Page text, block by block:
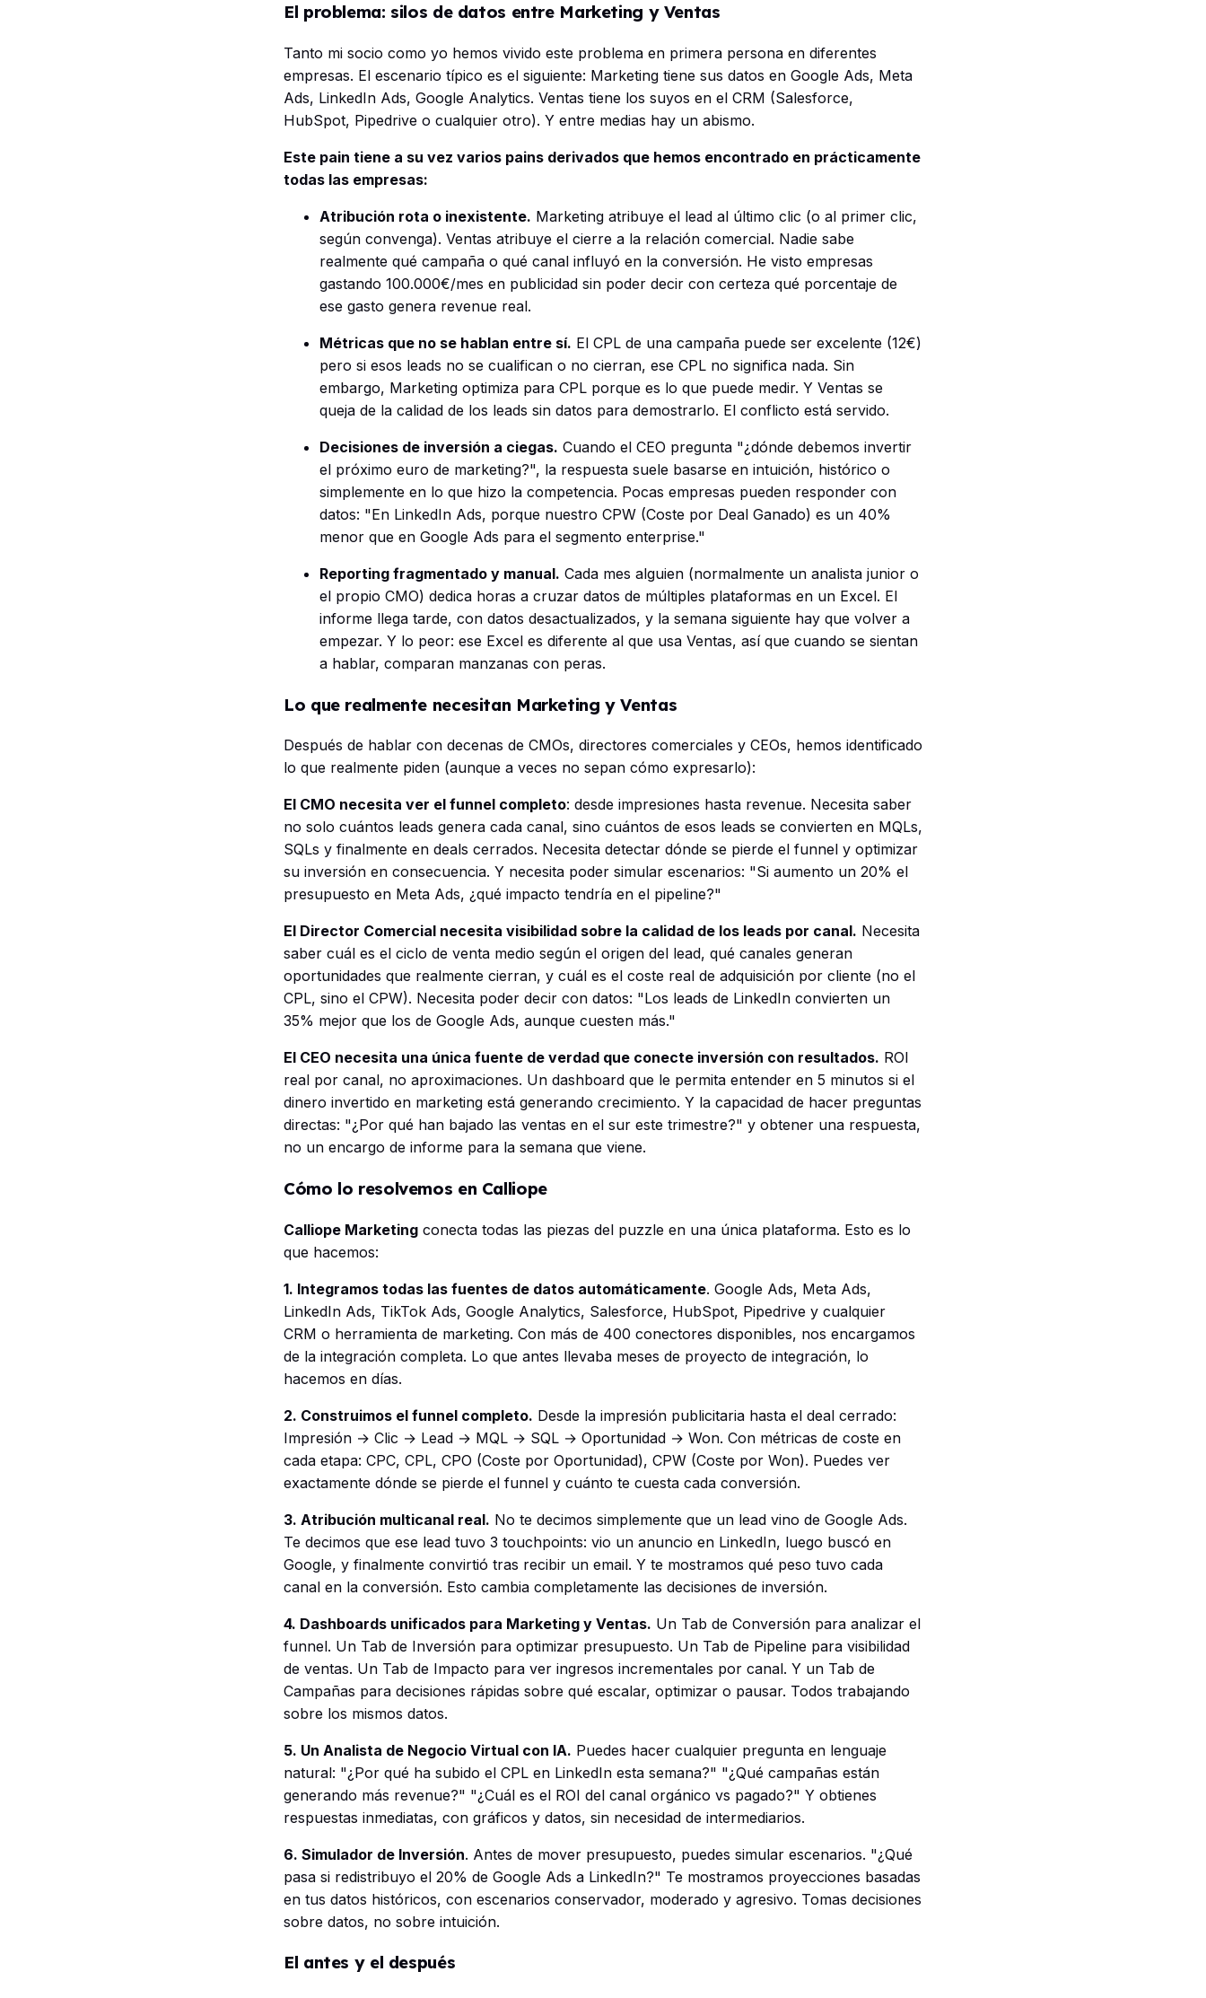
El problema: silos de datos entre Marketing y Ventas
Tanto mi socio como yo hemos vivido este problema en primera persona en diferentes
empresas. El escenario típico es el siguiente: Marketing tiene sus datos en Google Ads, Meta
Ads, LinkedIn Ads, Google Analytics. Ventas tiene los suyos en el CRM (Salesforce,
HubSpot, Pipedrive o cualquier otro). Y entre medias hay un abismo.
Este pain tiene a su vez varios pains derivados que hemos encontrado en prácticamente
todas las empresas:
Atribución rota o inexistente. Marketing atribuye el lead al último clic (o al primer clic,
según convenga). Ventas atribuye el cierre a la relación comercial. Nadie sabe
realmente qué campaña o qué canal influyó en la conversión. He visto empresas
gastando 100.000€/mes en publicidad sin poder decir con certeza qué porcentaje de
ese gasto genera revenue real.
Métricas que no se hablan entre sí. El CPL de una campaña puede ser excelente (12€)
pero si esos leads no se cualifican o no cierran, ese CPL no significa nada. Sin
embargo, Marketing optimiza para CPL porque es lo que puede medir. Y Ventas se
queja de la calidad de los leads sin datos para demostrarlo. El conflicto está servido.
Decisiones de inversión a ciegas. Cuando el CEO pregunta "¿dónde debemos invertir
el próximo euro de marketing?", la respuesta suele basarse en intuición, histórico o
simplemente en lo que hizo la competencia. Pocas empresas pueden responder con
datos: "En LinkedIn Ads, porque nuestro CPW (Coste por Deal Ganado) es un 40%
menor que en Google Ads para el segmento enterprise."
Reporting fragmentado y manual. Cada mes alguien (normalmente un analista junior o
el propio CMO) dedica horas a cruzar datos de múltiples plataformas en un Excel. El
informe llega tarde, con datos desactualizados, y la semana siguiente hay que volver a
empezar. Y lo peor: ese Excel es diferente al que usa Ventas, así que cuando se sientan
a hablar, comparan manzanas con peras.
Lo que realmente necesitan Marketing y Ventas
Después de hablar con decenas de CMOs, directores comerciales y CEOs, hemos identificado
lo que realmente piden (aunque a veces no sepan cómo expresarlo):
El CMO necesita ver el funnel completo: desde impresiones hasta revenue. Necesita saber
no solo cuántos leads genera cada canal, sino cuántos de esos leads se convierten en MQLs,
SQLs y finalmente en deals cerrados. Necesita detectar dónde se pierde el funnel y optimizar
su inversión en consecuencia. Y necesita poder simular escenarios: "Si aumento un 20% el
presupuesto en Meta Ads, ¿qué impacto tendría en el pipeline?"
El Director Comercial necesita visibilidad sobre la calidad de los leads por canal. Necesita
saber cuál es el ciclo de venta medio según el origen del lead, qué canales generan
oportunidades que realmente cierran, y cuál es el coste real de adquisición por cliente (no el
CPL, sino el CPW). Necesita poder decir con datos: "Los leads de LinkedIn convierten un
35% mejor que los de Google Ads, aunque cuesten más."
El CEO necesita una única fuente de verdad que conecte inversión con resultados. ROI
real por canal, no aproximaciones. Un dashboard que le permita entender en 5 minutos si el
dinero invertido en marketing está generando crecimiento. Y la capacidad de hacer preguntas
directas: "¿Por qué han bajado las ventas en el sur este trimestre?" y obtener una respuesta,
no un encargo de informe para la semana que viene.
Cómo lo resolvemos en Calliope
Calliope Marketing conecta todas las piezas del puzzle en una única plataforma. Esto es lo
que hacemos:
1. Integramos todas las fuentes de datos automáticamente. Google Ads, Meta Ads,
LinkedIn Ads, TikTok Ads, Google Analytics, Salesforce, HubSpot, Pipedrive y cualquier
CRM o herramienta de marketing. Con más de 400 conectores disponibles, nos encargamos
de la integración completa. Lo que antes llevaba meses de proyecto de integración, lo
hacemos en días.
2. Construimos el funnel completo. Desde la impresión publicitaria hasta el deal cerrado:
Impresión → Clic → Lead → MQL → SQL → Oportunidad → Won. Con métricas de coste en
cada etapa: CPC, CPL, CPO (Coste por Oportunidad), CPW (Coste por Won). Puedes ver
exactamente dónde se pierde el funnel y cuánto te cuesta cada conversión.
3. Atribución multicanal real. No te decimos simplemente que un lead vino de Google Ads.
Te decimos que ese lead tuvo 3 touchpoints: vio un anuncio en LinkedIn, luego buscó en
Google, y finalmente convirtió tras recibir un email. Y te mostramos qué peso tuvo cada
canal en la conversión. Esto cambia completamente las decisiones de inversión.
4. Dashboards unificados para Marketing y Ventas. Un Tab de Conversión para analizar el
funnel. Un Tab de Inversión para optimizar presupuesto. Un Tab de Pipeline para visibilidad
de ventas. Un Tab de Impacto para ver ingresos incrementales por canal. Y un Tab de
Campañas para decisiones rápidas sobre qué escalar, optimizar o pausar. Todos trabajando
sobre los mismos datos.
5. Un Analista de Negocio Virtual con IA. Puedes hacer cualquier pregunta en lenguaje
natural: "¿Por qué ha subido el CPL en LinkedIn esta semana?" "¿Qué campañas están
generando más revenue?" "¿Cuál es el ROI del canal orgánico vs pagado?" Y obtienes
respuestas inmediatas, con gráficos y datos, sin necesidad de intermediarios.
6. Simulador de Inversión. Antes de mover presupuesto, puedes simular escenarios. "¿Qué
pasa si redistribuyo el 20% de Google Ads a LinkedIn?" Te mostramos proyecciones basadas
en tus datos históricos, con escenarios conservador, moderado y agresivo. Tomas decisiones
sobre datos, no sobre intuición.
El antes y el después